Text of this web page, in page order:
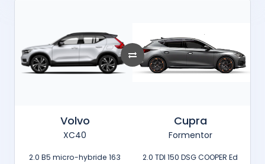
Volvo
XC40
2.0 B5 micro-hybride 163
Cupra
Formentor
2.0 TDI 150 DSG COOPER Ed